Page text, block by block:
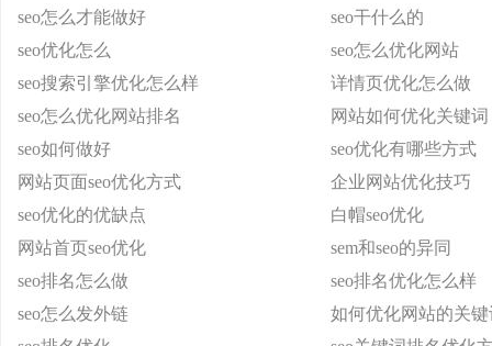
seo怎么才能做好
seo干什么的
seo优化怎么
seo怎么优化网站
seo搜索引擎优化怎么样
详情页优化怎么做
seo怎么优化网站排名
网站如何优化关键词
seo如何做好
seo优化有哪些方式
网站页面seo优化方式
企业网站优化技巧
seo优化的优缺点
白帽seo优化
网站首页seo优化
sem和seo的异同
seo排名怎么做
seo排名优化怎么样
seo怎么发外链
如何优化网站的关键